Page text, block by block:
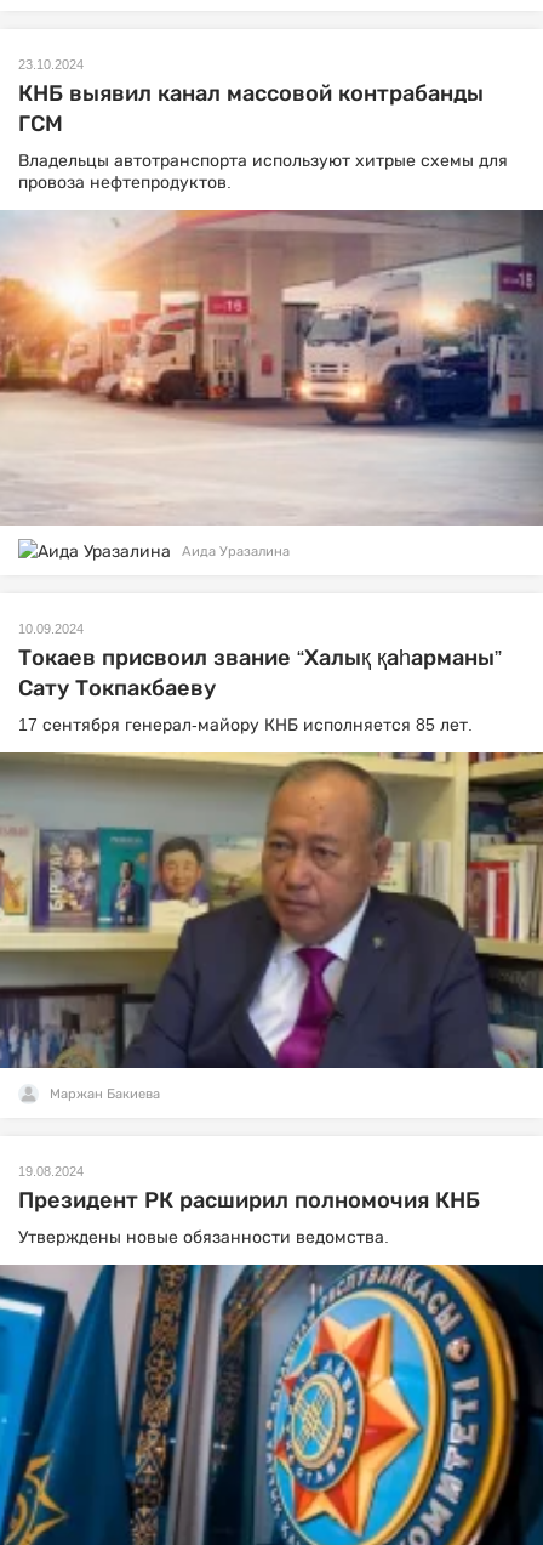
23.10.2024
КНБ выявил канал массовой контрабанды
ГСМ
Владельцы автотранспорта используют хитрые схемы для
провоза нефтепродуктов.
Аида Уразалина
10.09.2024
Токаев присвоил звание “Халық қаһарманы”
Сату Токпакбаеву
17 сентября генерал-майору КНБ исполняется 85 лет.
Маржан Бакиева
19.08.2024
Президент РК расширил полномочия КНБ
Утверждены новые обязанности ведомства.